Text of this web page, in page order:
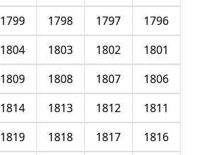
1796
1797
1798
1799
1801
1802
1803
1804
1806
1807
1808
1809
1811
1812
1813
1814
1816
1817
1818
1819